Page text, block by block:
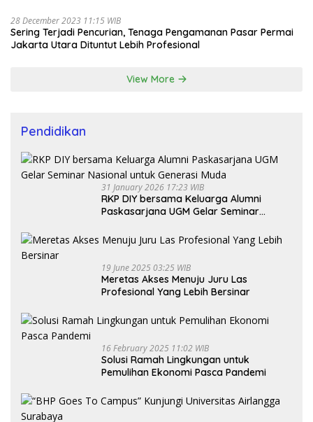
28 December 2023 11:15 WIB
Sering Terjadi Pencurian, Tenaga Pengamanan Pasar Permai
Jakarta Utara Dituntut Lebih Profesional
View More
Pendidikan
31 January 2026 17:23 WIB
RKP DIY bersama Keluarga Alumni
Paskasarjana UGM Gelar Seminar
19 June 2025 03:25 WIB
Meretas Akses Menuju Juru Las
Profesional Yang Lebih Bersinar
16 February 2025 11:02 WIB
Solusi Ramah Lingkungan untuk
Pemulihan Ekonomi Pasca Pandemi